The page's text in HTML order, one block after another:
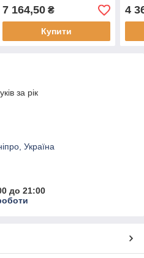
7 164,50₴
Купити
4
за рік
Україна
до 21:00